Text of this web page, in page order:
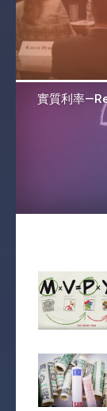
實質利率